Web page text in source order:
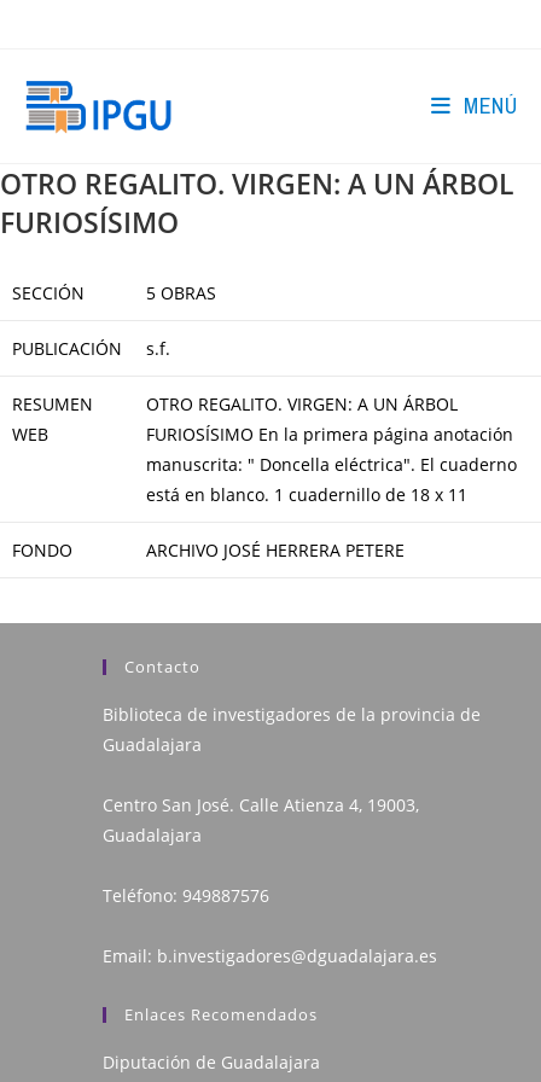
MENÚ
OTRO REGALITO. VIRGEN: A UN ÁRBOL
FURIOSÍSIMO
SECCIÓN 5 OBRAS
PUBLICACIÓN s.f.
RESUMEN
WEB
OTRO REGALITO. VIRGEN: A UN ÁRBOL
FURIOSÍSIMO En la primera página anotación
manuscrita: " Doncella eléctrica". El cuaderno
está en blanco. 1 cuadernillo de 18 x 11
FONDO ARCHIVO JOSÉ HERRERA PETERE
Contacto
Biblioteca de investigadores de la provincia de
Guadalajara
Centro San José. Calle Atienza 4, 19003,
Guadalajara
Teléfono: 949887576
Email: b.investigadores@dguadalajara.es
Enlaces Recomendados
Diputación de Guadalajara